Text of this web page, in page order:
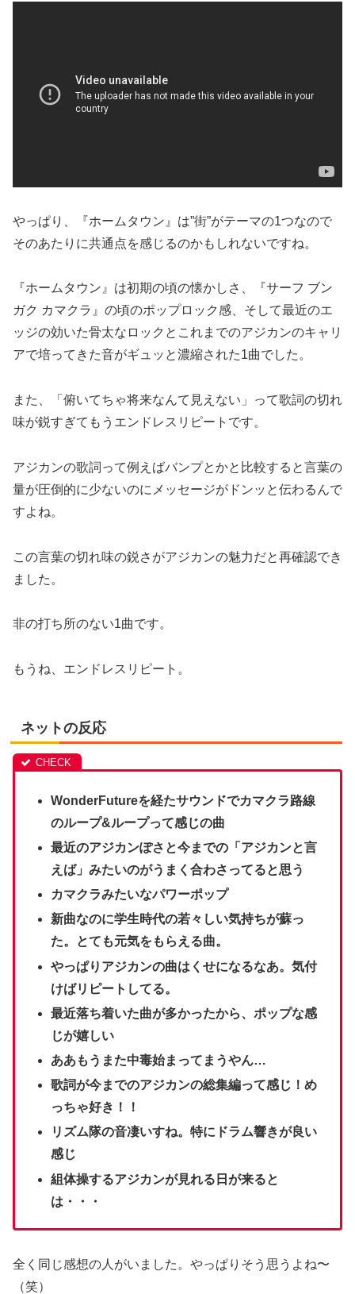
やっぱり、『ホームタウン』は”街”がテーマの1つなので
そのあたりに共通点を感じるのかもしれないですね。
『ホームタウン』は初期の頃の懐かしさ、『サーフ ブン
ガク カマクラ』の頃のポップロック感、そして最近のエ
ッジの効いた骨太なロックとこれまでのアジカンのキャリ
アで培ってきた音がギュッと濃縮された1曲でした。
また、「俯いてちゃ将来なんて見えない」って歌詞の切れ
味が鋭すぎてもうエンドレスリピートです。
アジカンの歌詞って例えばバンプとかと比較すると言葉の
量が圧倒的に少ないのにメッセージがドンッと伝わるんで
すよね。
この言葉の切れ味の鋭さがアジカンの魅力だと再確認でき
ました。
非の打ち所のない1曲です。
もうね、エンドレスリピート。
ネットの反応
WonderFutureを経たサウンドでカマクラ路線
のループ&ループって感じの曲
最近のアジカンぽさと今までの「アジカンと言
えば」みたいのがうまく合わさってると思う
カマクラみたいなパワーポップ
新曲なのに学生時代の若々しい気持ちが蘇っ
た。とても元気をもらえる曲。
やっぱりアジカンの曲はくせになるなあ。気付
けばリピートしてる。
最近落ち着いた曲が多かったから、ポップな感
じが嬉しい
ああもうまた中毒始まってまうやん…
歌詞が今までのアジカンの総集編って感じ！め
っちゃ好き！！
リズム隊の音凄いすね。特にドラム響きが良い
感じ
組体操するアジカンが見れる日が来ると
は・・・
全く同じ感想の人がいました。やっぱりそう思うよね〜
（笑）